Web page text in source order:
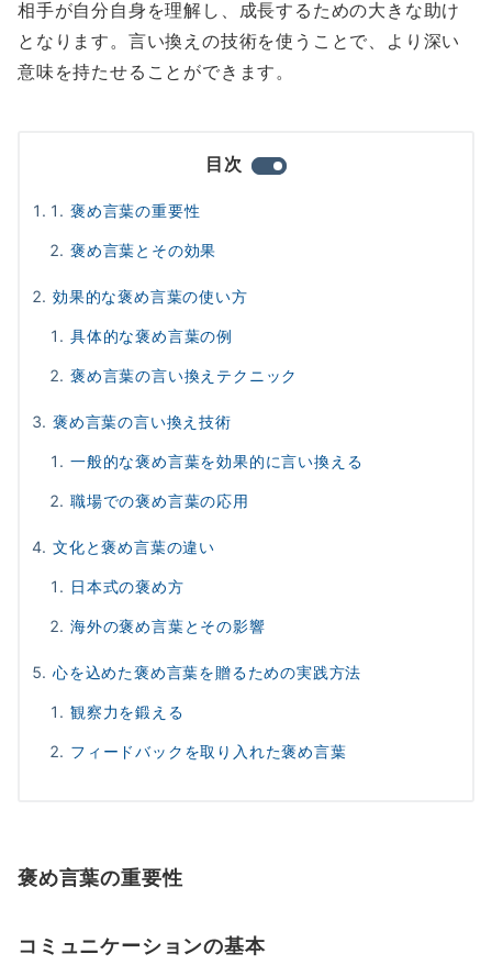
相手が自分自身を理解し、成長するための大きな助け
となります。言い換えの技術を使うことで、より深い
意味を持たせることができます。
目次
褒め言葉の重要性
褒め言葉とその効果
効果的な褒め言葉の使い方
具体的な褒め言葉の例
褒め言葉の言い換えテクニック
褒め言葉の言い換え技術
一般的な褒め言葉を効果的に言い換える
職場での褒め言葉の応用
文化と褒め言葉の違い
日本式の褒め方
海外の褒め言葉とその影響
心を込めた褒め言葉を贈るための実践方法
観察力を鍛える
フィードバックを取り入れた褒め言葉
褒め言葉の重要性
コミュニケーションの基本